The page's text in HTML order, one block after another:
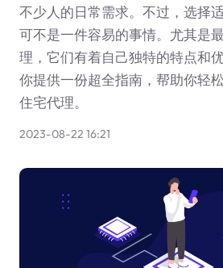
不少人的日常需求。不过，选择
可不是一件容易的事情。尤其是
理，它们有着自己独特的特点和
你提供一份超全指南，帮助你轻
住宅代理。
2023-08-22 16:21